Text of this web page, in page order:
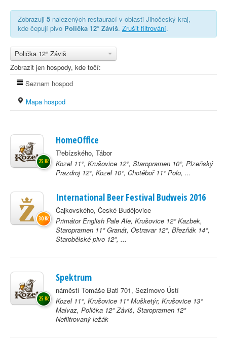
Zobrazuji 5 nalezených restaurací v oblasti Jihočeský kraj,
kde čepují pivo Polička 12° Záviš. Zrušit filtrování.
Polička 12° Záviš
Zobrazit jen hospody, kde točí:
Seznam hospod
Mapa hospod
HomeOffice
Třebízského, Tábor
Kozel 11°, Krušovice 12°, Staropramen 10°, Plzeňský
Prazdroj 12°, Kozel 10°, Chotěboř 11° Polo, ...
25 Kč
International Beer Festival Budweis 2016
Čajkovského, České Budějovice
Primátor English Pale Ale, Krušovice 12° Kazbek,
Staropramen 11° Granát, Ostravar 12°, Březňák 14°,
Starobělské pivo 12°, ...
30 Kč
Spektrum
náměstí Tomáše Bati 701, Sezimovo Ústí
Kozel 11°, Krušovice 11° Mušketýr, Krušovice 13°
Malvaz, Polička 12° Záviš, Staropramen 12°
Nefiltrovaný ležák
25 Kč